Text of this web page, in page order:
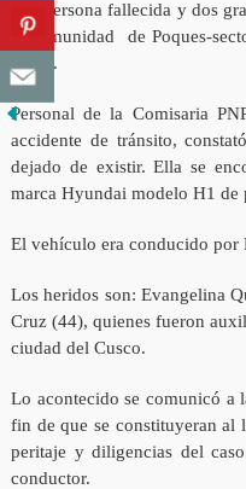
una persona fallecida y dos
la comunidad de Poques-
Calca.
Personal de la Comisaria
accidente de tránsito,
dejado de existir. Ella se
marca Hyundai modelo H1
El vehículo era conducido por
Los heridos son: Evangelina
Cruz (44), quienes fueron
ciudad del Cusco.
Lo acontecido se comunicó a
fin de que se constituyeran al
peritaje y diligencias del
conductor.